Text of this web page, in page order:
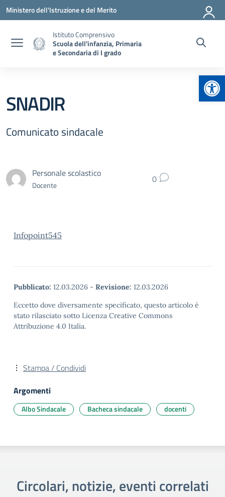
Vai ai contenuti
Vai al menu di navigazione
Vai al footer
Ministero dell'Istruzione e del Merito
Istituto Comprensivo
Scuola dell'infanzia, Primaria
e Secondaria di I grado
SNADIR
Comunicato sindacale
Personale scolastico
Docente 0
Infopoint545
Pubblicato: 12.03.2026 - Revisione: 12.03.2026
Eccetto dove diversamente specificato, questo articolo è
stato rilasciato sotto Licenza Creative Commons
Attribuzione 4.0 Italia.
Stampa / Condividi
Argomenti
Albo Sindacale Bacheca sindacale docenti
Circolari, notizie, eventi correlati